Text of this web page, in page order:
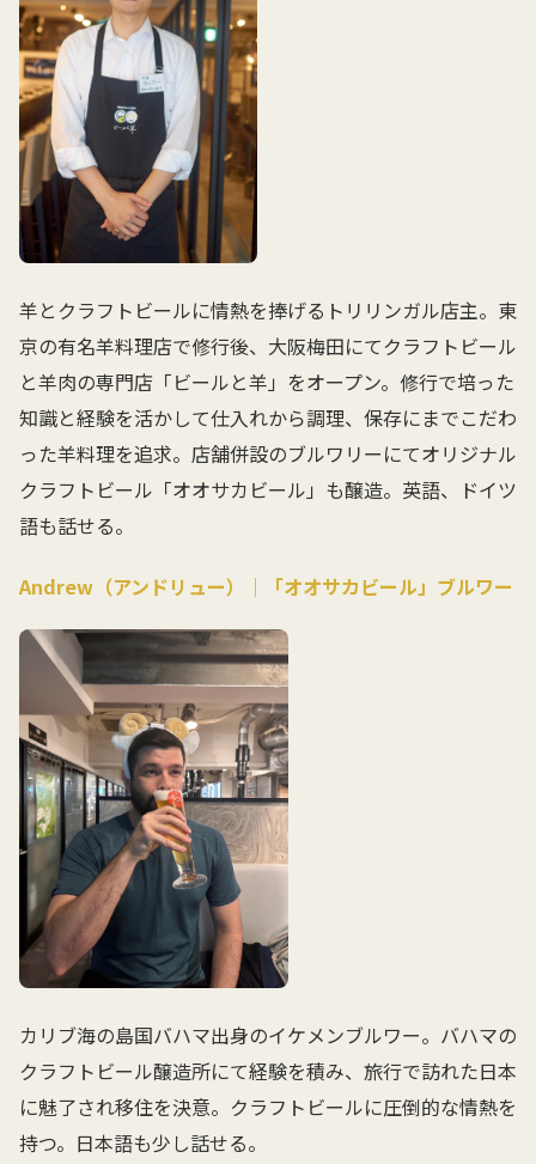
羊とクラフトビールに情熱を捧げるトリリンガル店主。東
京の有名羊料理店で修行後、大阪梅田にてクラフトビール
と羊肉の専門店「ビールと羊」をオープン。修行で培った
知識と経験を活かして仕入れから調理、保存にまでこだわ
った羊料理を追求。店舗併設のブルワリーにてオリジナル
クラフトビール「オオサカビール」も醸造。英語、ドイツ
語も話せる。
Andrew（アンドリュー）｜「オオサカビール」ブルワー
カリブ海の島国バハマ出身のイケメンブルワー。バハマの
クラフトビール醸造所にて経験を積み、旅行で訪れた日本
に魅了され移住を決意。クラフトビールに圧倒的な情熱を
持つ。日本語も少し話せる。